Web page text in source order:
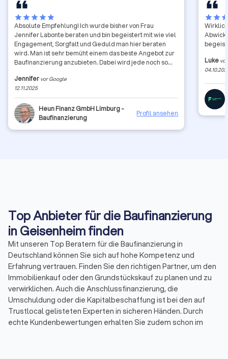
starstarstarstarstar
Absolute Empfehlung! Ich wurde bisher von Frau
Jennifer Labonte beraten und bin begeistert mit wie viel
Engagement, Sorgfalt und Geduld man hier beraten
wird. Man ist sehr bemüht einem das beste Angebot zur
Baufinanzierung anzubieten. Dabei wird jede noch so
eingegangen. Frau Labonte überzeugt mit ihrer
Expertise. Auch wenn ich noch nicht am Ziel
angekommen bin, bin ich sehr zuversichtlich, dass ich mit
ihrer Hilfe zu meiner Wunschimmobilie gelange. Bis
dahin ist es manchmal ein steiniger Weg.
Jennifer vor Google
12.11.2025
Heun Finanz GmbH Limburg -
Baufinanzierung
Profil ansehen
starstar
Luke
Top Anbieter für die Baufinanzierung
in Geisenheim finden
Mit unseren Top Beratern für die Baufinanzierung in
Deutschland können Sie sich auf hohe Kompetenz und
Erfahrung vertrauen. Finden Sie den richtigen Partner, um den
Immobilienkauf oder den Grundstückskauf zu planen und zu
verwirklichen. Auch die Anschlussfinanzierung, die
Umschuldung oder die Kapitalbeschaffung ist bei den auf
Trustlocal gelisteten Experten in sicheren Händen. Durch
echte Kundenbewertungen erhalten Sie zudem schon im